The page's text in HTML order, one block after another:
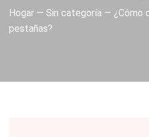
Hogar — Sin categoría — ¿Cómo
pestañas?